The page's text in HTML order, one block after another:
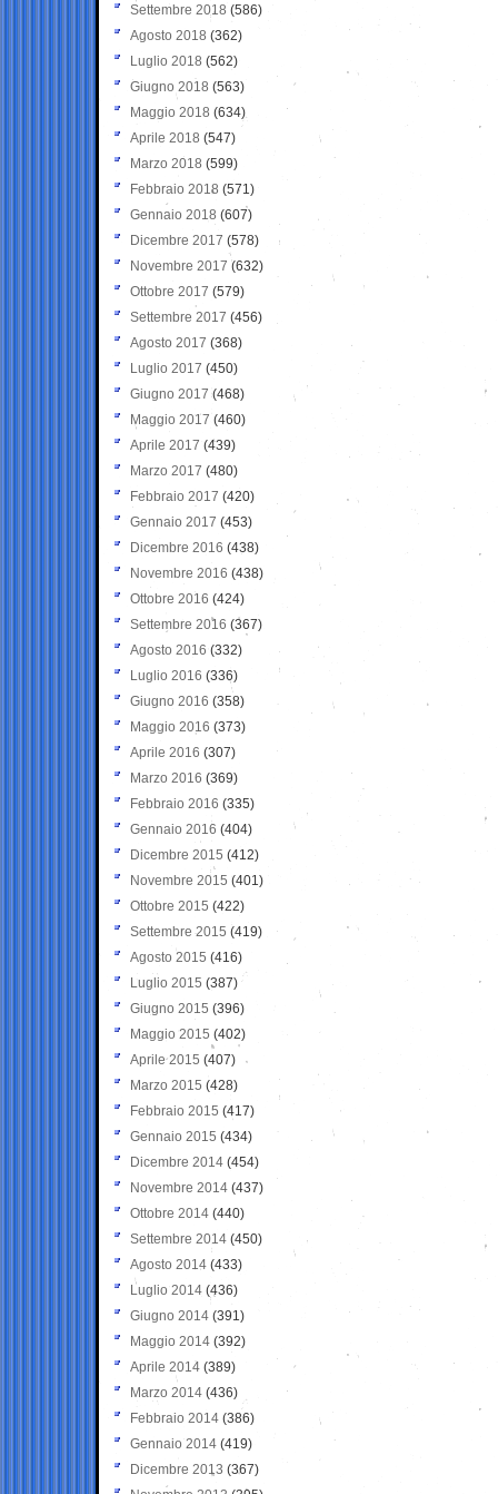
Settembre 2018 (586)
Agosto 2018 (362)
Luglio 2018 (562)
Giugno 2018 (563)
Maggio 2018 (634)
Aprile 2018 (547)
Marzo 2018 (599)
Febbraio 2018 (571)
Gennaio 2018 (607)
Dicembre 2017 (578)
Novembre 2017 (632)
Ottobre 2017 (579)
Settembre 2017 (456)
Agosto 2017 (368)
Luglio 2017 (450)
Giugno 2017 (468)
Maggio 2017 (460)
Aprile 2017 (439)
Marzo 2017 (480)
Febbraio 2017 (420)
Gennaio 2017 (453)
Dicembre 2016 (438)
Novembre 2016 (438)
Ottobre 2016 (424)
Settembre 2016 (367)
Agosto 2016 (332)
Luglio 2016 (336)
Giugno 2016 (358)
Maggio 2016 (373)
Aprile 2016 (307)
Marzo 2016 (369)
Febbraio 2016 (335)
Gennaio 2016 (404)
Dicembre 2015 (412)
Novembre 2015 (401)
Ottobre 2015 (422)
Settembre 2015 (419)
Agosto 2015 (416)
Luglio 2015 (387)
Giugno 2015 (396)
Maggio 2015 (402)
Aprile 2015 (407)
Marzo 2015 (428)
Febbraio 2015 (417)
Gennaio 2015 (434)
Dicembre 2014 (454)
Novembre 2014 (437)
Ottobre 2014 (440)
Settembre 2014 (450)
Agosto 2014 (433)
Luglio 2014 (436)
Giugno 2014 (391)
Maggio 2014 (392)
Aprile 2014 (389)
Marzo 2014 (436)
Febbraio 2014 (386)
Gennaio 2014 (419)
Dicembre 2013 (367)